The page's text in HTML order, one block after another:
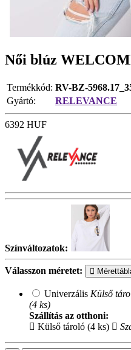
Női blúz
Termékkód: RV-BZ-
Gyártó:
RELEVANCE
6392 HUF
Színváltozatok:
Válasszon méretet:
Univerzális Külső
(4 ks)
Szállítás az otthoni:
Külső tároló (4 ks)